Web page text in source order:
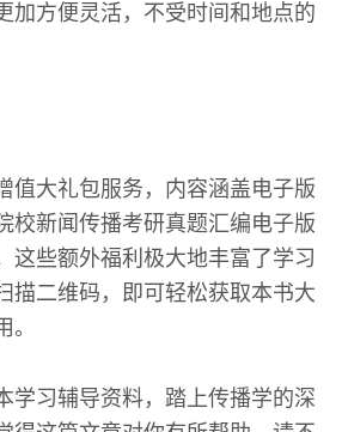
加方便灵活，不受时间和地点的
值大礼包服务，内容涵盖电子版
校新闻传播考研真题汇编电子版
这些额外福利极大地丰富了学习
描二维码，即可轻松获取本书大
学习辅导资料，踏上传播学的深